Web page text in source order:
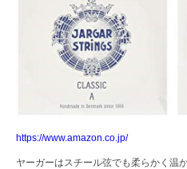
https://www.amazon.co.jp/
ヤーガーはスチール弦でも柔らかく温